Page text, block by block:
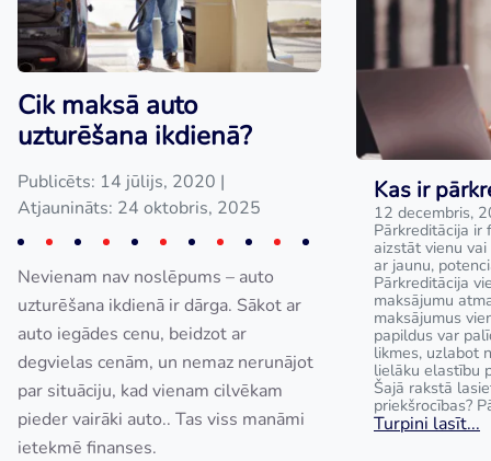
Cik maksā auto
uzturēšana ikdienā?
Publicēts: 14 jūlijs, 2020 |
Atjaunināts: 24 oktobris, 2025
Nevienam nav noslēpums – auto
uzturēšana ikdienā ir dārga. Sākot ar
auto iegādes cenu, beidzot ar
degvielas cenām, un nemaz nerunājot
par situāciju, kad vienam cilvēkam
pieder vairāki auto.. Tas viss manāmi
ietekmē finanses.
Kas ir
12 decembris,
Pārkreditācija ir
aizstāt vienu
ar jaunu,
Pārkreditācija
maksājumu
maksājumus
papildus var
likmes, uzlabot
lielāku elastību
Šajā rakstā
priekšrocības?
Turpini lasīt...